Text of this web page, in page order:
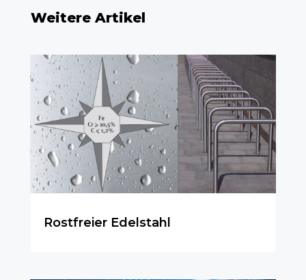
Weitere Artikel
Rostfreier Edelstahl